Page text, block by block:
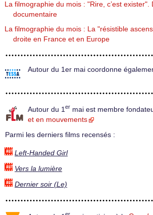
La filmographie du mois : "Rire, c’est exister".
documentaire
La filmographie du mois : La "résistible
droite en France et en Europe
Autour du 1er mai coordonne
Autour du 1 er mai est membre
et en mouvements
Parmi les derniers films recensés :
Left-Handed Girl
Vers la lumière
Dernier soir (Le)
er